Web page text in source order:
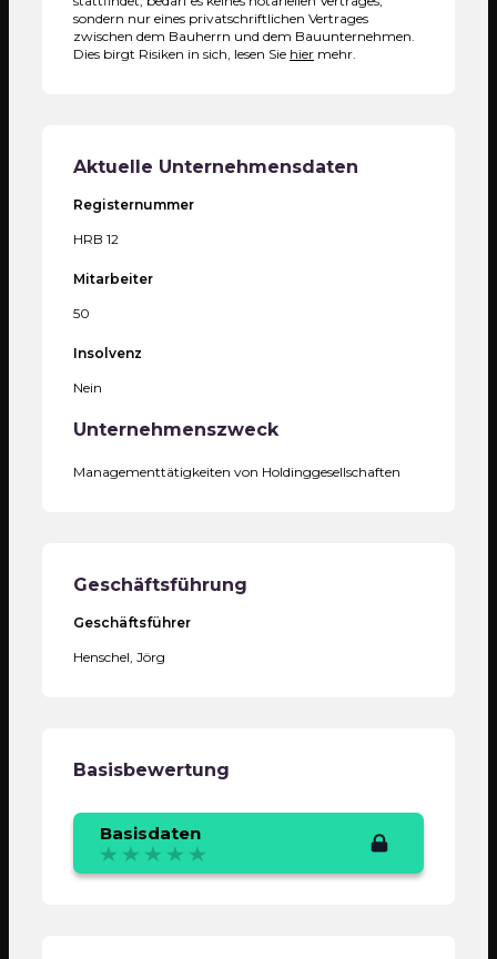
sondern nur eines privatschriftlichen Vertrages
zwischen dem Bauherrn und dem Bauunternehmen.
Dies birgt Risiken in sich, lesen Sie hier mehr.
Aktuelle Unternehmensdaten
Registernummer
HRB 12
Mitarbeiter
50
Insolvenz
Nein
Unternehmenszweck
Managementtätigkeiten von Holdinggesellschaften
Geschäftsführung
Geschäftsführer
Henschel, Jörg
Basisbewertung
Basisdaten